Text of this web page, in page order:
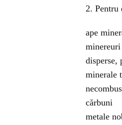
2. Pentru
ape
disperse,
minerale
cărbuni
metale